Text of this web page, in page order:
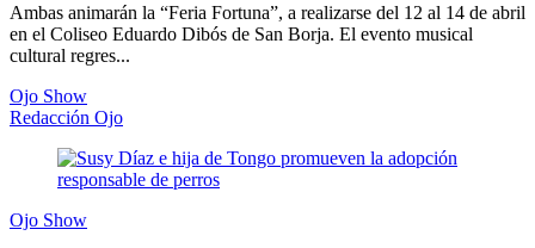
Ambas animarán la “Feria Fortuna”, a realizarse del 12 al 14 de abril
en el Coliseo Eduardo Dibós de San Borja. El evento musical
cultural regres...
Ojo Show
Redacción Ojo
Ojo Show